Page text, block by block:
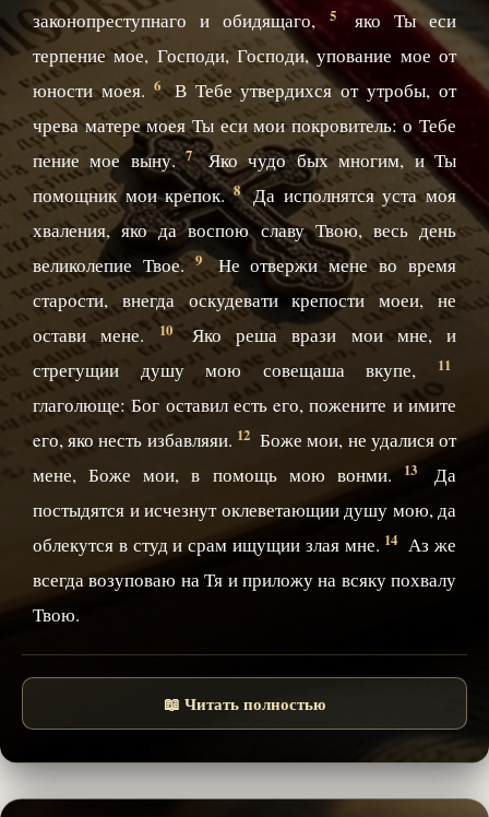
законопреступнаго и обидящаго, 5 яко Ты еси
терпение мое, Господи, Господи, упование мое от
юности моея. 6 В Тебе утвердихся от утробы, от
чрева матере моея Ты еси мои покровитель: о Тебе
пение мое выну.7 Яко чудо бых многим, и Ты
помощник мои крепок.8 Да исполнятся уста моя
хваления, яко да воспою славу Твою, весь день
великолепие Твое.9 Не отвержи мене во время
старости, внегда оскудевати крепости моеи, не
остави мене. 10 Яко реша врази мои мне, и
стрегущии душу мою совещаша вкупе,
11
глаголюще: Бог оставил есть eго, пожените и имите
eго, яко несть избавляяи. 12 Боже мои, не удалися от
мене, Боже мои, в помощь мою вонми.
13
Да
постыдятся и исчезнут оклеветающии душу мою, да
облекутся в студ и срам ищущии злая мне. 14 Аз же
всегда возуповаю на Тя и приложу на всяку похвалу
Твою.
📖 Читать полностью